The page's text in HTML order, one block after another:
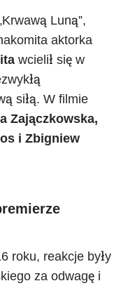
Luną”,
aktorka
wcielił się w
siłą. W filmie
Zajączkowska,
i Zbigniew
roku, reakcje były
za odwagę i